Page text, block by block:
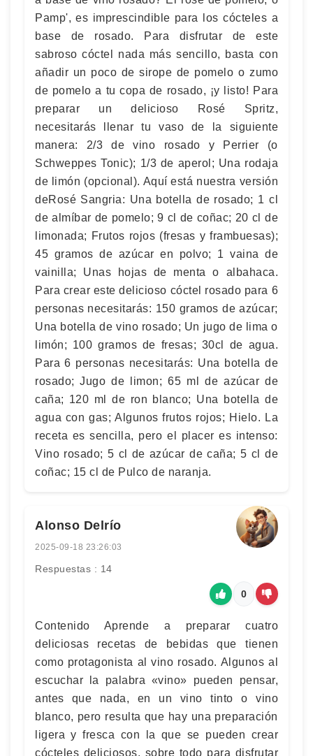
Pamp', es imprescindible para los cócteles a
base de rosado. Para disfrutar de este
sabroso cóctel nada más sencillo, basta con
añadir un poco de sirope de pomelo o zumo
de pomelo a tu copa de rosado, ¡y listo! Para
preparar un delicioso Rosé Spritz,
necesitarás llenar tu vaso de la siguiente
manera: 2/3 de vino rosado y Perrier (o
Schweppes Tonic); 1/3 de aperol; Una rodaja
de limón (opcional). Aquí está nuestra versión
deRosé Sangria: Una botella de rosado; 1 cl
de almíbar de pomelo; 9 cl de coñac; 20 cl de
limonada; Frutos rojos (fresas y frambuesas);
45 gramos de azúcar en polvo; 1 vaina de
vainilla; Unas hojas de menta o albahaca.
Para crear este delicioso cóctel rosado para 6
personas necesitarás: 150 gramos de azúcar;
Una botella de vino rosado; Un jugo de lima o
limón; 100 gramos de fresas; 30cl de agua.
Para 6 personas necesitarás: Una botella de
rosado; Jugo de limon; 65 ml de azúcar de
caña; 120 ml de ron blanco; Una botella de
agua con gas; Algunos frutos rojos; Hielo. La
receta es sencilla, pero el placer es intenso:
Vino rosado; 5 cl de azúcar de caña; 5 cl de
coñac; 15 cl de Pulco de naranja.
Alonso Delrío
2025-09-18 23:26:03
Respuestas : 14
0
Contenido Aprende a preparar cuatro
deliciosas recetas de bebidas que tienen
como protagonista al vino rosado. Algunos al
escuchar la palabra «vino» pueden pensar,
antes que nada, en un vino tinto o vino
blanco, pero resulta que hay una preparación
ligera y fresca con la que se pueden crear
cócteles deliciosos, sobre todo para disfrutar